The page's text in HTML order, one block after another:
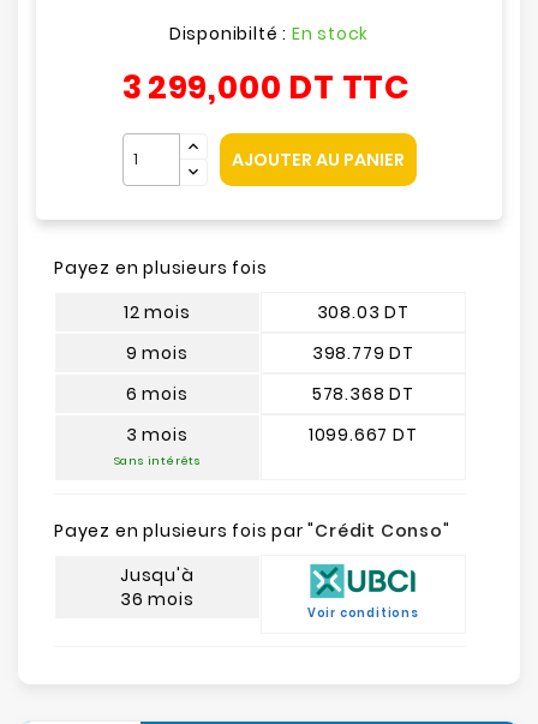
Disponibilté : En stock
3 299,000 DT TTC
AJOUTER AU PANIER
Payez en plusieurs fois
12 mois
9 mois
6 mois
3 mois
Sans intérêts
308.03 DT
398.779 DT
578.368 DT
1099.667 DT
Payez en plusieurs fois par "Crédit Conso"
Jusqu'à
36 mois
Voir conditions